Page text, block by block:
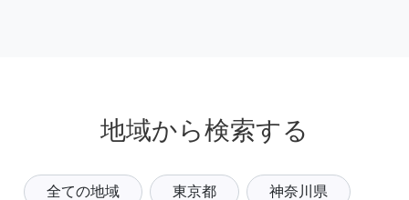
地域から検索する
全ての地域 東京都 神奈川県